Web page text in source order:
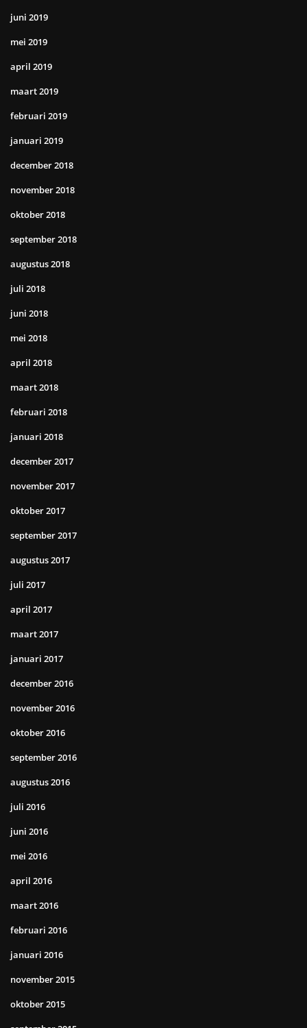
juni 2019
mei 2019
april 2019
maart 2019
februari 2019
januari 2019
december 2018
november 2018
oktober 2018
september 2018
augustus 2018
juli 2018
juni 2018
mei 2018
april 2018
maart 2018
februari 2018
januari 2018
december 2017
november 2017
oktober 2017
september 2017
augustus 2017
juli 2017
april 2017
maart 2017
januari 2017
december 2016
november 2016
oktober 2016
september 2016
augustus 2016
juli 2016
juni 2016
mei 2016
april 2016
maart 2016
februari 2016
januari 2016
november 2015
oktober 2015